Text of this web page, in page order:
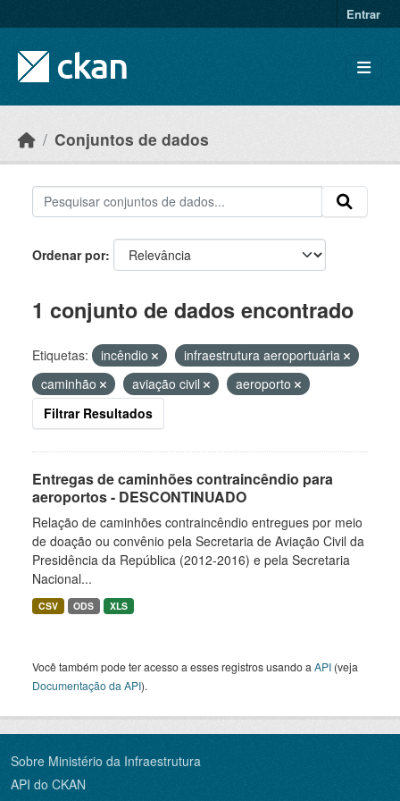
Entrar
Conjuntos de dados
Ordenar por
1 conjunto de dados encontrado
Etiquetas: incêndio
infraestrutura aeroportuária
caminhão
aviação civil
aeroporto
Filtrar Resultados
Entregas de caminhões contraincêndio para
aeroportos - DESCONTINUADO
Relação de caminhões contraincêndio entregues por meio
de doação ou convênio pela Secretaria de Aviação Civil da
Presidência da República (2012-2016) e pela Secretaria
Nacional...
CSV ODS XLS
Você também pode ter acesso a esses registros usando a API (veja
Documentação da API).
Sobre Ministério da Infraestrutura
API do CKAN